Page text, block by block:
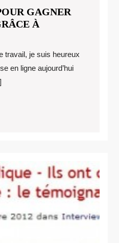
GAGNER
À
travail, je suis heureux
en ligne aujourd’hui